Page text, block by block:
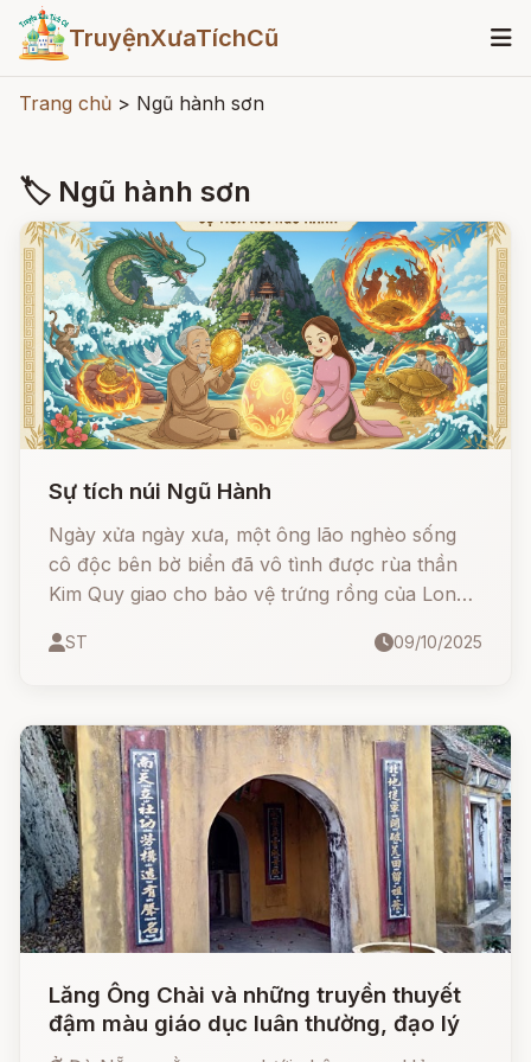
TruyệnXưaTíchCũ
Trang chủ > Ngũ hành sơn
🏷 Ngũ hành sơn
Sự tích núi Ngũ Hành
Ngày xửa ngày xưa, một ông lão nghèo sống
cô độc bên bờ biển đã vô tình được rùa thần
Kim Quy giao cho bảo vệ trứng rồng của Long
ST 09/10/2025
Lăng Ông Chài và những truyền thuyết
đậm màu giáo dục luân thường, đạo lý